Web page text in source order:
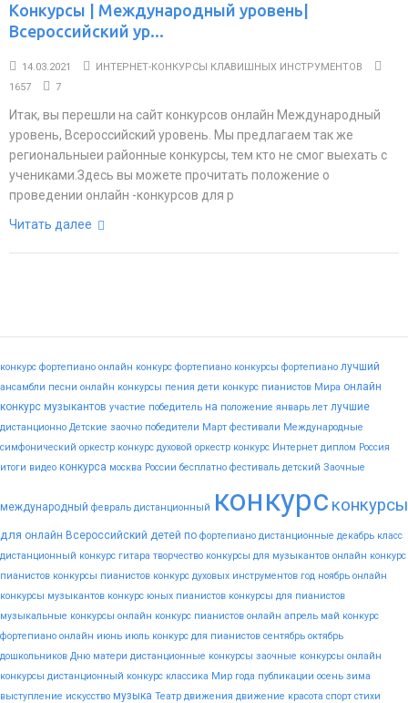
Конкурсы | Международный уровень|
Всероссийский ур...
14.03.2021
ИНТЕРНЕТ-КОНКУРСЫ КЛАВИШНЫХ ИНСТРУМЕНТОВ
1657
7
Итак, вы перешли на сайт конкурсов онлайн Международный
уровень, Всероссийский уровень. Мы предлагаем так же
региональныеи районные конкурсы, тем кто не смог выехать с
учениками.Здесь вы можете прочитать положение о
проведении онлайн -конкурсов для р
Читать далее
конкурс фортепиано онлайн конкурс фортепиано конкурсы фортепиано лучший
ансамбли песни онлайн конкурсы пения дети конкурс пианистов Мира онлайн
конкурс музыкантов участие победитель на положение январь лет лучшие
дистанционно Детские заочно победители Март фестивали Международные
симфонический оркестр конкурс духовой оркестр конкурс Интернет диплом Россия
итоги видео конкурса москва России бесплатно фестиваль детский Заочные
международный февраль дистанционный конкурс конкурсы
для онлайн Всероссийский детей по фортепиано дистанционные декабрь класс
дистанционный конкурс гитара творчество конкурсы для музыкантов онлайн конкурс
пианистов конкурсы пианистов конкурс духовых инструментов год ноябрь онлайн
конкурсы музыкантов конкурс юных пианистов конкурсы для пианистов
музыкальные конкурсы онлайн конкурс пианистов онлайн апрель май конкурс
фортепиано онлайн июнь июль конкурс для пианистов сентябрь октябрь
дошкольников Дню матери дистанционные конкурсы заочные конкурсы онлайн
конкурсы дистанционный конкурс классика Мир года публикации осень зима
выступление искусство музыка Театр движения движение красота спорт стихи